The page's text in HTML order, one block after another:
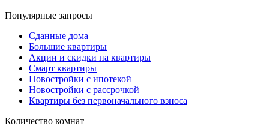
Популярные запросы
Сданные дома
Большие квартиры
Акции и скидки на квартиры
Смарт квартиры
Новостройки с ипотекой
Новостройки с рассрочкой
Квартиры без первоначального взноса
Количество комнат